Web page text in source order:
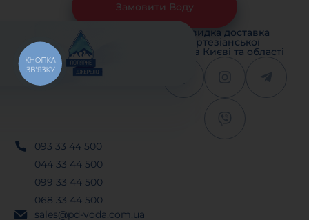
Швидка доставка
артезіанської
води в Києві та області
093 33 44 500
044 33 44 500
099 33 44 500
068 33 44 500
sales@pd-voda.com.ua
Замовити Воду
КНОПКА
ЗВ'ЯЗКУ